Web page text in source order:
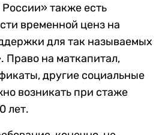
также есть
временной ценз на
для так называемых
Право на маткапитал,
другие социальные
возникать при стаже
лет.